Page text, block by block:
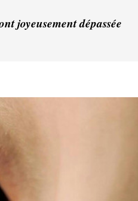
joyeusement dépassée